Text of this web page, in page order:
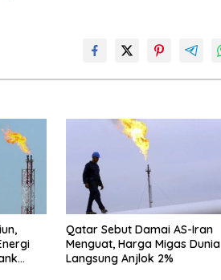
Qatar Sebut Damai AS-Iran
Menguat, Harga Migas Dunia
Langsung Anjlok 2%